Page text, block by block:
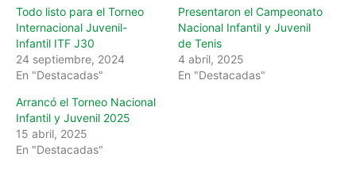
Todo listo para el Torneo
Internacional Juvenil-
Infantil ITF J30
24 septiembre, 2024
En "Destacadas"
Presentaron el Campeonato
Nacional Infantil y Juvenil
de Tenis
4 abril, 2025
En "Destacadas"
Arrancó el Torneo Nacional
Infantil y Juvenil 2025
15 abril, 2025
En "Destacadas"